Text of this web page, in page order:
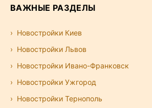
ВАЖНЫЕ РАЗДЕЛЫ
Новостройки Киев
Новостройки Львов
Новостройки Ивано-Франковск
Новостройки Ужгород
Новостройки Тернополь